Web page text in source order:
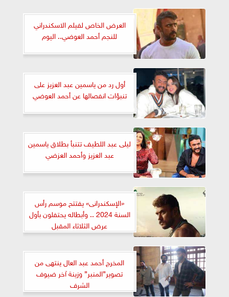
العرض الخاص لفيلم الاسكندراني
للنجم أحمد العوضي.. اليوم
أول رد من ياسمين عبد العزيز على
تنبؤات انفصالها عن أحمد العوضي
ليلى عبد اللطيف تتنبأ بطلاق ياسمين
عبد العزيز وأحمد العزضي
«الإسكندرانى» يفتتح موسم رأس
السنة 2024 .. وأبطاله يحتفلون بأول
عرض الثلاثاء المقبل
المخرج أحمد عبد العال ينتهى من
تصوير”المنبر” وزينة آخر ضيوف
الشرف